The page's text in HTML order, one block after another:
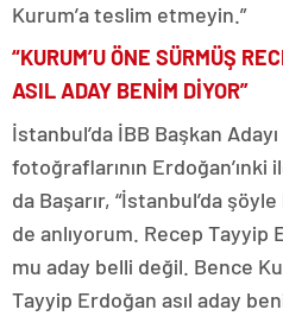
Kurum’a teslim etmeyin.”
“KURUM’U ÖNE SÜRMÜŞ
ASIL ADAY BENİM DİYOR”
İstanbul’da İBB Başkan
fotoğraflarının Erdoğan’ınki
da Başarır, “İstanbul’da
de anlıyorum. Recep Tayyip
mu aday belli değil. Bence
Tayyip Erdoğan asıl aday